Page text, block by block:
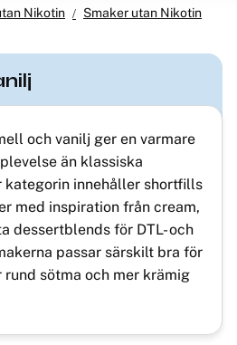
Nikotin
Smaker utan Nikotin
och vanilj ger en varmare
än klassiska
kategorin innehåller shortfills
med inspiration från cream,
dessertblends för DTL- och
passar särskilt bra för
sötma och mer krämig